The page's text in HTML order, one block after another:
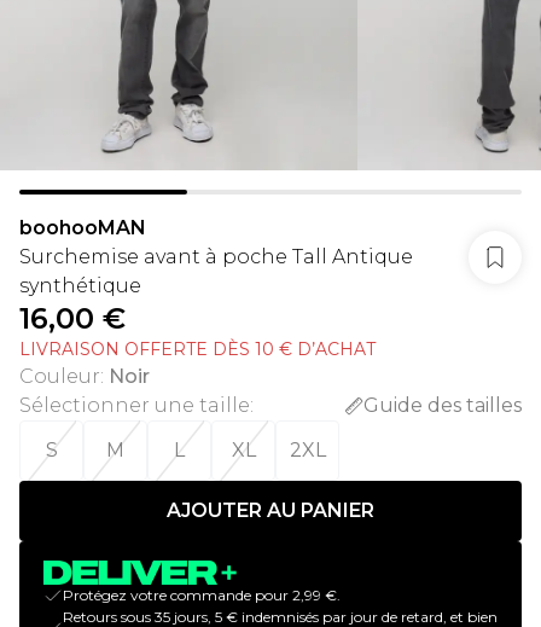
boohooMAN
Surchemise avant à poche Tall Antique
synthétique
16,00 €
LIVRAISON OFFERTE DÈS 10 € D’ACHAT
Couleur: Noir
Sélectionner une taille:
Guide des tailles
S
M L XL 2XL
AJOUTER AU PANIER
Protégez votre commande pour 2,99 €.
Retours sous 35 jours, 5 € indemnisés par jour de retard, et bien